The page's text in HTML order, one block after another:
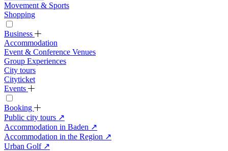
Movement & Sports
Shopping
Business
Accommodation
Event & Conference Venues
Group Experiences
City tours
Cityticket
Events
Booking
Public city tours ↗
Accommodation in Baden ↗
Accommodation in the Region ↗
Urban Golf ↗